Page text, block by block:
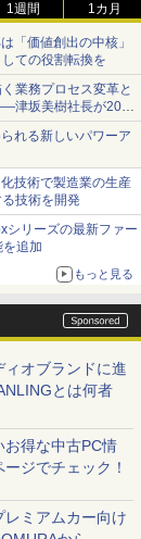
1週間 1カ月
「価値創出の中核」
ての役割転換を
業務プロセス変革と
津坂美樹社長が2027
れる新しいパワーア
技術で製造業の生産
技術を開発
シリーズの最新ファー
追加
もっと見る
ィオブランドに進
とは何者
お得な中古PC情
ジでチェック！
レミアムカー向け